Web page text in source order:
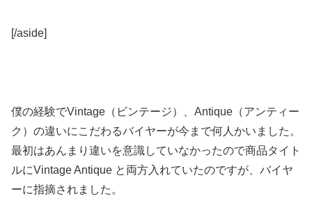
[/aside]
僕の経験でVintage（ビンテージ）、Antique（アンティー
ク）の違いにこだわるバイヤーが今まで何人かいました。
最初はあんまり違いを意識していなかったので商品タイト
ルにVintage Antique と両方入れていたのですが、バイヤ
ーに指摘されました。